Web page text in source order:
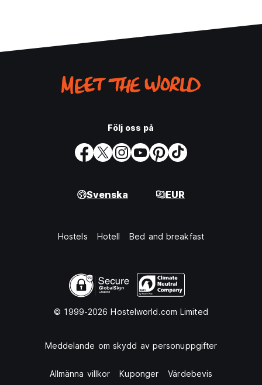
Följ oss på
Svenska EUR
Hostels Hotell Bed and breakfast
© 1999-2026 Hostelworld.com Limited
Meddelande om skydd av personuppgifter
Allmänna villkor Kuponger Värdebevis